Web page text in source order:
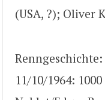
(USA, ?); Oliver
Renngeschichte:
11/10/1964: